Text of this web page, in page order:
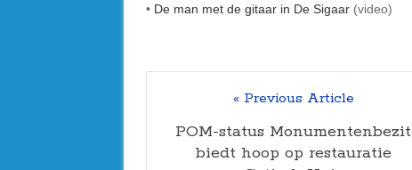
• De man met de gitaar in De Sigaar (video)
« Previous Article
POM-status Monumentenbezit
biedt hoop op restauratie